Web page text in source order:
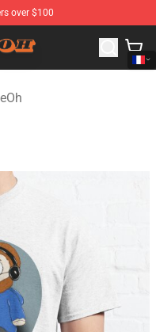
over $100
Merchandise Store